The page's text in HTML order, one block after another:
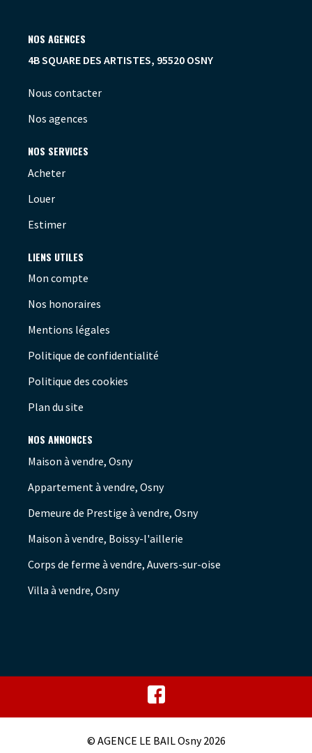
NOS AGENCES
4B SQUARE DES ARTISTES, 95520 OSNY
Nous contacter
Nos agences
NOS SERVICES
Acheter
Louer
Estimer
LIENS UTILES
Mon compte
Nos honoraires
Mentions légales
Politique de confidentialité
Politique des cookies
Plan du site
NOS ANNONCES
Maison à vendre, Osny
Appartement à vendre, Osny
Demeure de Prestige à vendre, Osny
Maison à vendre, Boissy-l'aillerie
Corps de ferme à vendre, Auvers-sur-oise
Villa à vendre, Osny
© AGENCE LE BAIL Osny 2026